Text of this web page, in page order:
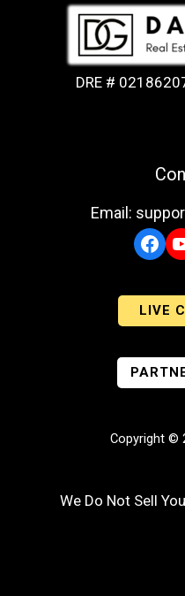
DRE #
Email:
LIVE
Copyright ©
We Do Not Sell